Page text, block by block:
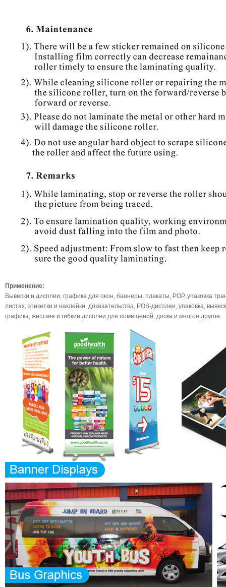
Применение:
Вывески и дисплеи, графика для окон, баннеры, плакаты, POP, упаковка
листах, этикетки и наклейки, доказательства, POS-дисплеи, упаковка,
графика, жесткие и гибкие дисплеи для помещений, доска и многое другое.